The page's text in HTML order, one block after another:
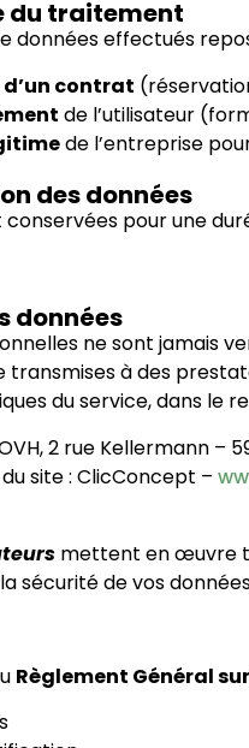
du traitement
données effectués
d’un contrat
de l’utilisateur
de l’entreprise
des données
conservées pour une
données
ne sont jamais
transmises à des
du service, dans le
2 rue Kellermann –
site : ClicConcept –
mettent en œuvre
sécurité de vos
Règlement Général